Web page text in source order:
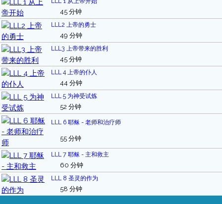
45 分钟
LLL2 上帝的勇士
49 分钟
LLL3 上帝带来的胜利
45 分钟
LLL 4 上帝的仆人
44 分钟
LLL 5 为神受试炼
52 分钟
LLL 6 耶稣 - 老师和治疗师
55 分钟
LLL 7 耶稣 - 主和救主
60 分钟
LLL 8 圣灵的作为
58 分钟